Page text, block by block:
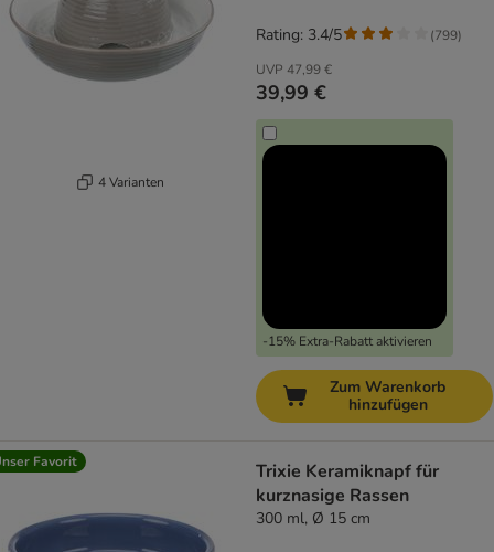
4 Varianten
UVP 47,99 €
39,99 €
-15% Extra-Rabatt aktivieren
Rating: 3.4/5 (799)
Zum Warenkorb
hinzufügen
Favorit
Trixie Keramiknapf für
kurznasige Rassen
300 ml, Ø 15 cm